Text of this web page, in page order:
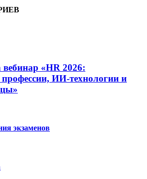
«HR 2026:
ИИ-технологии и
экзаменов